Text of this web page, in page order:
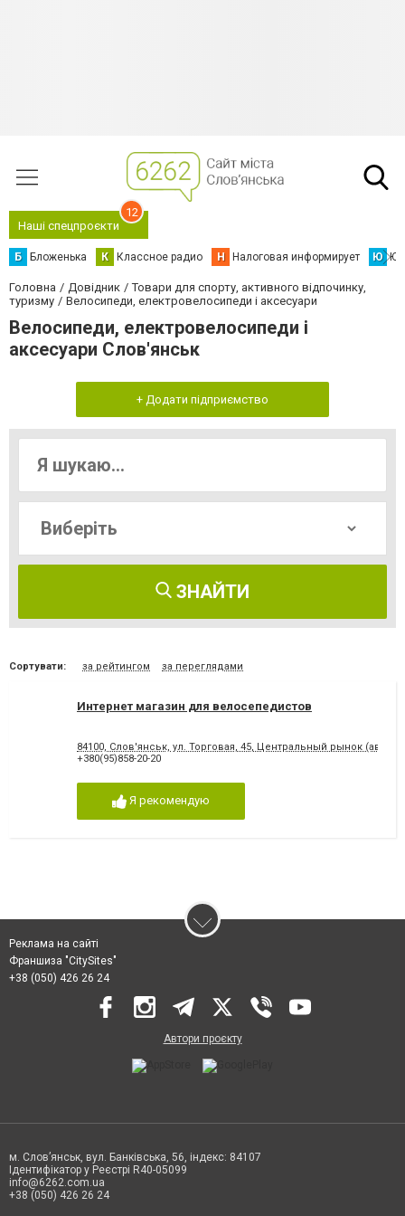
Наші спецпроєкти
12
Б Бложенька К Классное радио Н Налоговая информирует Ю
Головна Довідник
Товари для спорту, активного відпочинку,
туризму
Велосипеди, електровелосипеди і аксесуари
Велосипеди, електровелосипеди і
аксесуари Слов'янськ
+ Додати підприємство
ЗНАЙТИ
Сортувати: за рейтингом за переглядами
Интернет магазин для велосепедистов
84100, Слов'янськ, ул. Торговая, 45, Центральный рынок
+380(95)858-20-20
Я рекомендую
Реклама на сайті
Франшиза "CitySites"
+38 (050) 426 26 24
Автори проєкту
м. Слов’янськ, вул. Банківська, 56, індекс: 84107
Ідентифікатор у Реєстрі R40-05099
info@6262.com.ua
+38 (050) 426 26 24